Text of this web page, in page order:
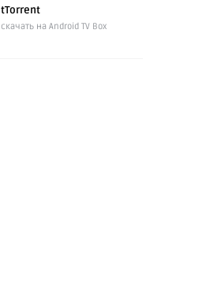
tTorrent
скачать на Android TV Box